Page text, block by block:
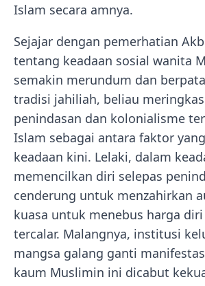
Islam secara amnya.
Sejajar dengan pemerhatian
tentang keadaan sosial wanita
semakin merundum dan
tradisi jahiliah, beliau
penindasan dan kolonialisme
Islam sebagai antara faktor
keadaan kini. Lelaki, dalam
memencilkan diri selepas
cenderung untuk menzahirkan
kuasa untuk menebus harga
tercalar. Malangnya, institusi
mangsa galang ganti
kaum Muslimin ini dicabut